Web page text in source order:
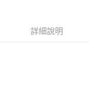
【大哥付你分期使用說明】
1.本服務由台灣大哥大提供
AFTEE先享後付
詳細說明